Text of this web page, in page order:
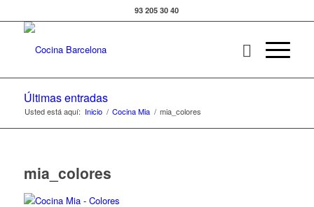
93 205 30 40
Últimas entradas
Usted está aquí: Inicio / Cocina Mia / mia_colores
mia_colores